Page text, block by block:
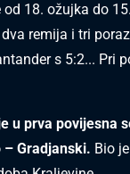
18. ožujka do
remija i tri
s 5:2... Pri
u prva povijesna
– Gradjanski. Bio